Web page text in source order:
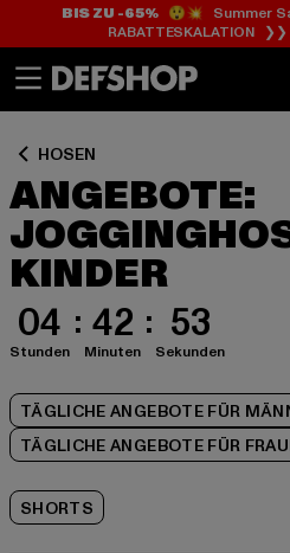
BIS ZU -65%😲💥 Summer
RABATTESKALATION ❯❯
HOSEN
ANGEBOTE:
KINDER
04
Stunden
42
Minuten
52
Sekunden
TÄGLICHE ANGEBOTE FÜR
TÄGLICHE ANGEBOTE FÜR
SHORTS